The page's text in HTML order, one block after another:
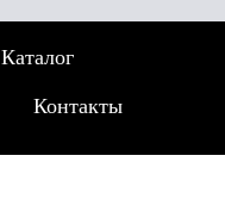
Каталог
Контакты